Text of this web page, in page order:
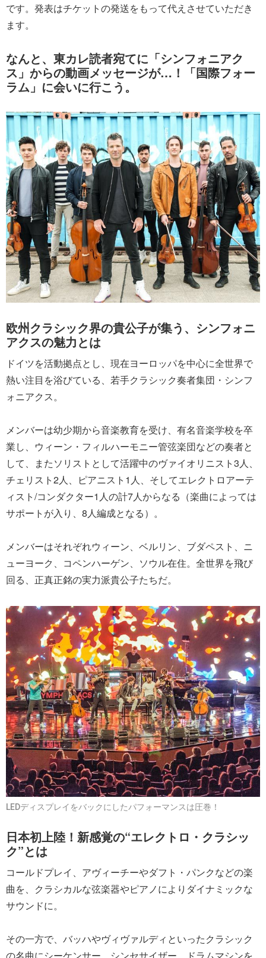
です。発表はチケットの発送をもって代えさせていただき
ます。
なんと、東カレ読者宛てに「シンフォニアク
ス」からの動画メッセージが…！「国際フォー
ラム」に会いに行こう。
欧州クラシック界の貴公子が集う、シンフォニ
アクスの魅力とは
ドイツを活動拠点とし、現在ヨーロッパを中心に全世界で
熱い注目を浴びている、若手クラシック奏者集団・シンフ
ォニアクス。
メンバーは幼少期から音楽教育を受け、有名音楽学校を卒
業し、ウィーン・フィルハーモニー管弦楽団などの奏者と
して、またソリストとして活躍中のヴァイオリニスト3人、
チェリスト2人、ピアニスト1人、そしてエレクトロアーテ
ィスト/コンダクター1人の計7人からなる（楽曲によっては
サポートが入り、8人編成となる）。
メンバーはそれぞれウィーン、ベルリン、ブダペスト、ニ
ューヨーク、コペンハーゲン、ソウル在住。全世界を飛び
回る、正真正銘の実力派貴公子たちだ。
LEDディスプレイをバックにしたパフォーマンスは圧巻！
日本初上陸！新感覚の“エレクトロ・クラシッ
ク”とは
コールドプレイ、アヴィーチーやダフト・パンクなどの楽
曲を、クラシカルな弦楽器やピアノによりダイナミックな
サウンドに。
その一方で、バッハやヴィヴァルディといったクラシック
の名曲にシーケンサー、シンセサイザー、ドラムマシンを